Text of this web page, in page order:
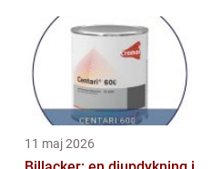
11 maj 2026